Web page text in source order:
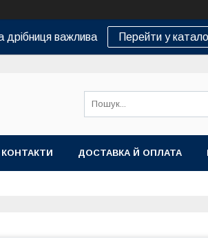
дрібниця важлива Перейти у
КОНТАКТИ ДОСТАВКА Й ОПЛАТА